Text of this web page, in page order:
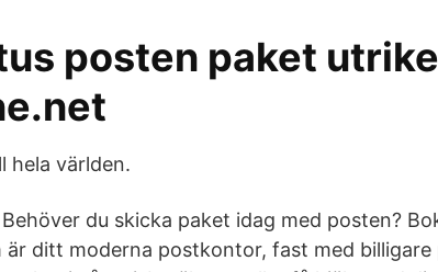
posten paket
hela världen.
du skicka paket idag med posten?
är ditt moderna postkontor, fast med billigare